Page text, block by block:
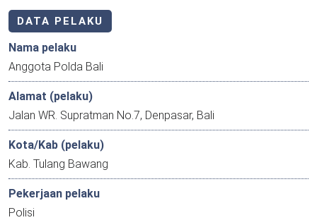
DATA PELAKU
Nama pelaku
Anggota Polda Bali
Alamat (pelaku)
Jalan WR. Supratman No.7, Denpasar, Bali
Kota/Kab (pelaku)
Kab. Tulang Bawang
Pekerjaan pelaku
Polisi